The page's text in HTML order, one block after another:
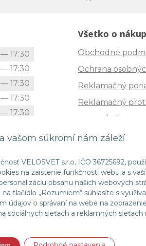
vašom súkromí nám záleží
VELOSVET s.r.o, IČO 36725692,
na zaistenie funkčnosti webu a s
obsahu našich webových
tlačidlo „Rozumiem“ súhlasíte s
údajov o správaní na webe na
sociálnych sieťach a reklamných sieťach
17:30
17:30
17:30
17:30
17:30
12:00
Všetko o
Obchodné
Ochrana
Reklamačný
Reklamačný
Zrušenie
Doprava
Štatút súťaže
•NextShop&e-shop Pohoda Connectorby